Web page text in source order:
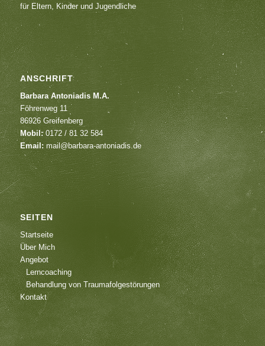
für Eltern, Kinder und Jugendliche
ANSCHRIFT
Barbara Antoniadis M.A.
Föhrenweg 11
86926 Greifenberg
Mobil:0172 / 81 32 584
Email:mail@barbara-antoniadis.de
SEITEN
Startseite
Über Mich
Angebot
Lerncoaching
Behandlung von Traumafolgestörungen
Kontakt